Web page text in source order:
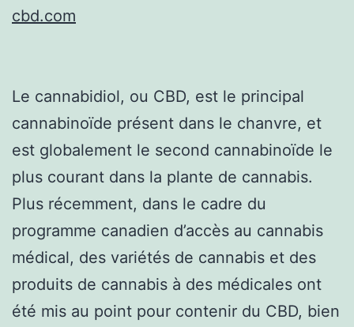
cbd.com
Le cannabidiol, ou CBD, est le principal
cannabinoïde présent dans le chanvre, et
est globalement le second cannabinoïde le
plus courant dans la plante de cannabis.
Plus récemment, dans le cadre du
programme canadien d’accès au cannabis
médical, des variétés de cannabis et des
produits de cannabis à des médicales ont
été mis au point pour contenir du CBD, bien